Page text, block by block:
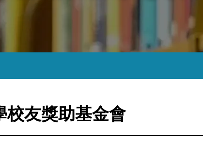
校友獎助基金會